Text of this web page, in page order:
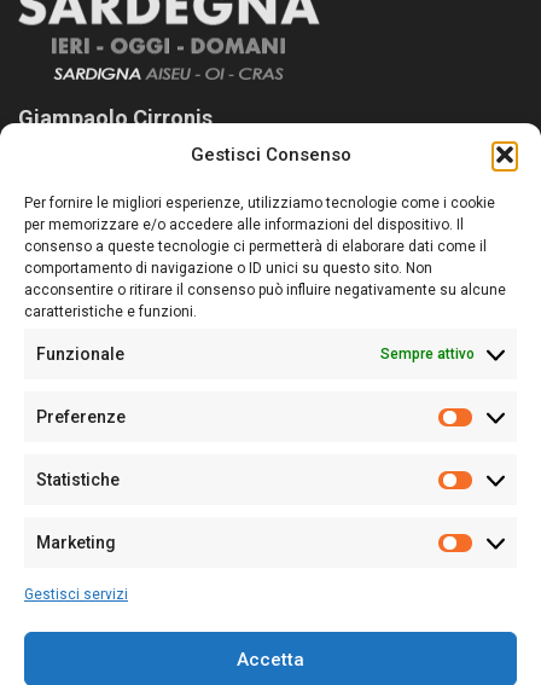
Gestisci Consenso
Per fornire le migliori esperienze, utilizziamo tecnologie come i cookie
per memorizzare e/o accedere alle informazioni del dispositivo. Il
consenso a queste tecnologie ci permetterà di elaborare dati come il
comportamento di navigazione o ID unici su questo sito. Non
acconsentire o ritirare il consenso può influire negativamente su alcune
caratteristiche e funzioni.
Funzionale Sempre attivo
Preferenze
Statistiche
Marketing
Gestisci servizi
Accetta
Giampaolo Cirronis
Sardegna Ieri-Oggi-Domani nasce per informare “liberamente” i
nostro passato e, soprattutto, al nostro futuro
Follow Us
Sede:Via Cristoforo Colombo 09013 Carbonia
Partita IVA02270380922
128/2020 del 10/02/2020
Per la Pubblicità: